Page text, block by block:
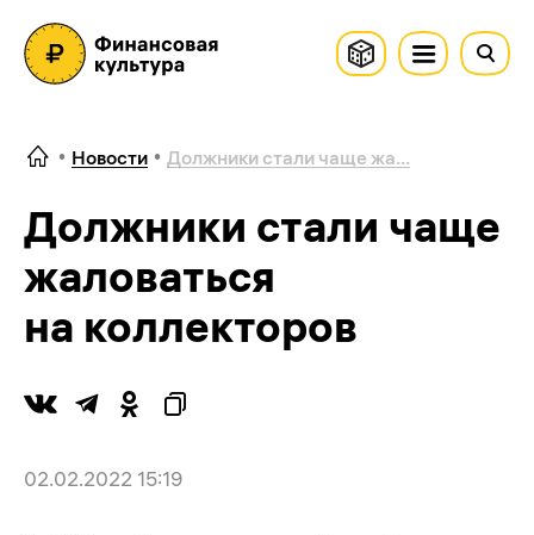
Новости Должники стали чаще жа...
Должники стали чаще
жаловаться
на коллекторов
02.02.2022 15:19